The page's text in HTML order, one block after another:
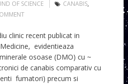
OF SCIENCE CANABIS,
clinic recent publicat in
evidentieaza
osoase (DMO) cu ~
de canabis comparativ cu
fumatori) precum si